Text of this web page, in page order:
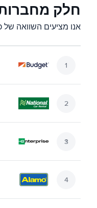
חלק
אנו מציעים השוואה